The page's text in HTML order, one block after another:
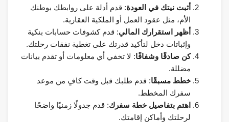
أثبت نيتك في العودة: قدم أدلة على روابطك بوطنك
الأم، مثل عقود العمل أو الملكية العقارية.
أظهر استقرارك المالي: قدم كشوفات حسابات بنكية
وإثباتات دخل لتأكيد قدرتك على تغطية نفقات رحلتك.
كن صادقًا وشفافًا: لا تخفي أي معلومات أو تقدم بيانات
مضللة.
خطط مسبقًا: قدم طلبك قبل وقت كافٍ من موعد
سفرك المخطط.
اهتم بتفاصيل خطة سفرك: قدم جدولًا زمنيًا واضحًا
لرحلتك وأماكن إقامتك.